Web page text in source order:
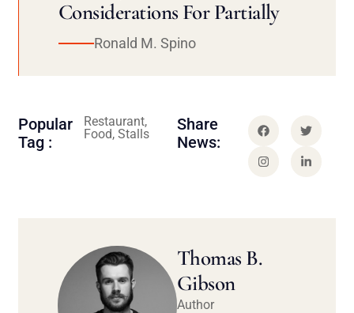
Considerations For Partially
Ronald M. Spino
Popular
Tag :
Restaurant,
Food, Stalls
Share
News:
Thomas B.
Gibson
Author